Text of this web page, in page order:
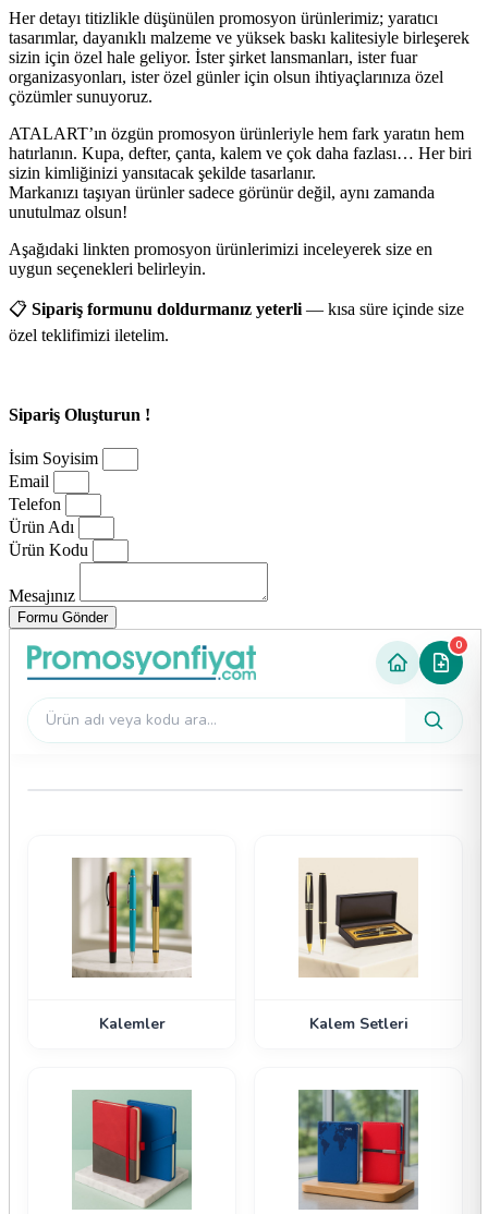
Her detayı titizlikle düşünülen promosyon ürünlerimiz; yaratıcı
tasarımlar, dayanıklı malzeme ve yüksek baskı kalitesiyle birleşerek
sizin için özel hale geliyor. İster şirket lansmanları, ister fuar
organizasyonları, ister özel günler için olsun ihtiyaçlarınıza özel
çözümler sunuyoruz.
ATALART’ın özgün promosyon ürünleriyle hem fark yaratın hem
hatırlanın. Kupa, defter, çanta, kalem ve çok daha fazlası… Her biri
sizin kimliğinizi yansıtacak şekilde tasarlanır.
Markanızı taşıyan ürünler sadece görünür değil, aynı zamanda
unutulmaz olsun!
Aşağıdaki linkten promosyon ürünlerimizi inceleyerek size en
uygun seçenekleri belirleyin.
📋 Sipariş formunu doldurmanız yeterli — kısa süre içinde size
özel teklifimizi iletelim.
Sipariş Oluşturun !
İsim Soyisim
Email
Telefon
Ürün Adı
Ürün Kodu
Mesajınız
Formu Gönder